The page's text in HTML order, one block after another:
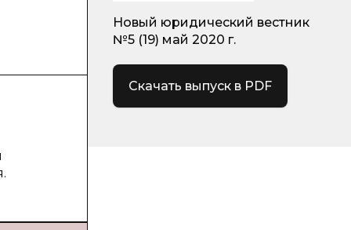
Новый юридический вестник
№5 (19) май 2020 г.
Скачать выпуск в PDF